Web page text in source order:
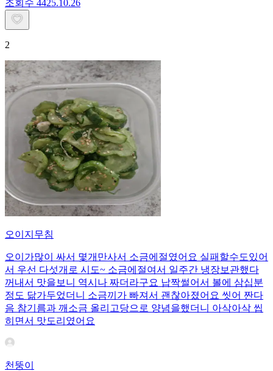
조회수 4425.10.26
2
오이지무침
오이가많이 싸서 몇개만사서 소금에절였어요 실패할수도있어
서 우선 다섯개로 시도~ 소금에절여서 일주간 냉장보관했다
꺼내서 맛을보니 역시나 짜더라구요 납짝썰어서 볼에 삼십분
정도 닮가두었더니 소금끼가 빠져서 괜찮아졌어요 씻어 짠다
음 참기름과 깨소금 올리고당으로 양념을했더니 아삭아삭 씹
히면서 맛도리였어요
천뚱이